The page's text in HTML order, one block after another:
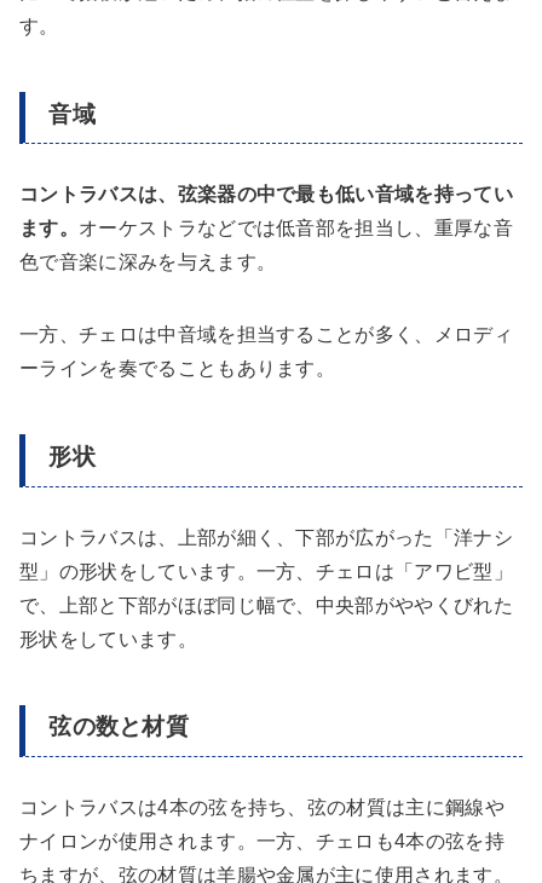
す。
音域
コントラバスは、弦楽器の中で最も低い音域を持ってい
ます。 オーケストラなどでは低音部を担当し、重厚な音
色で音楽に深みを与えます。
一方、チェロは中音域を担当することが多く、メロディ
ーラインを奏でることもあります。
形状
コントラバスは、上部が細く、下部が広がった「洋ナシ
型」の形状をしています。一方、チェロは「アワビ型」
で、上部と下部がほぼ同じ幅で、中央部がややくびれた
形状をしています。
弦の数と材質
コントラバスは4本の弦を持ち、弦の材質は主に鋼線や
ナイロンが使用されます。一方、チェロも4本の弦を持
ちますが、弦の材質は羊腸や金属が主に使用されます。